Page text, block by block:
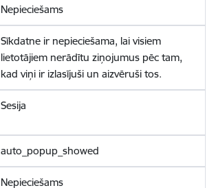
Nepieciešams
Sīkdatne ir nepieciešama, lai visiem
lietotājiem nerādītu ziņojumus pēc tam,
kad viņi ir izlasījuši un aizvēruši tos.
Sesija
auto_popup_showed
Nepieciešams